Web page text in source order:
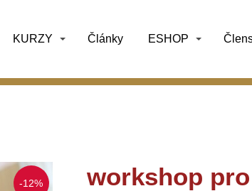
KURZY Články ESHOP
-12% workshop